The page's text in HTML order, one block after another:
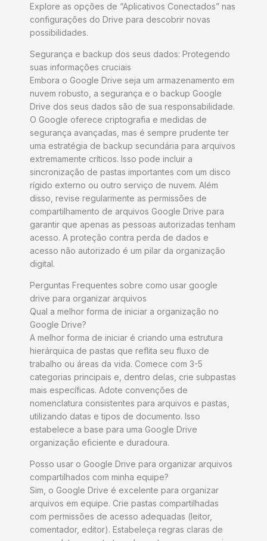
Explore as opções de “Aplicativos Conectados” nas
configurações do Drive para descobrir novas
possibilidades.
Segurança e backup dos seus dados: Protegendo
suas informações cruciais
Embora o Google Drive seja um armazenamento em
nuvem robusto, a segurança e o backup Google
Drive dos seus dados são de sua responsabilidade.
O Google oferece criptografia e medidas de
segurança avançadas, mas é sempre prudente ter
uma estratégia de backup secundária para arquivos
extremamente críticos. Isso pode incluir a
sincronização de pastas importantes com um disco
rígido externo ou outro serviço de nuvem. Além
disso, revise regularmente as permissões de
compartilhamento de arquivos Google Drive para
garantir que apenas as pessoas autorizadas tenham
acesso. A proteção contra perda de dados e
acesso não autorizado é um pilar da organização
digital.
Perguntas Frequentes sobre como usar google
drive para organizar arquivos
Qual a melhor forma de iniciar a organização no
Google Drive?
A melhor forma de iniciar é criando uma estrutura
hierárquica de pastas que reflita seu fluxo de
trabalho ou áreas da vida. Comece com 3-5
categorias principais e, dentro delas, crie subpastas
mais específicas. Adote convenções de
nomenclatura consistentes para arquivos e pastas,
utilizando datas e tipos de documento. Isso
estabelece a base para uma Google Drive
organização eficiente e duradoura.
Posso usar o Google Drive para organizar arquivos
compartilhados com minha equipe?
Sim, o Google Drive é excelente para organizar
arquivos em equipe. Crie pastas compartilhadas
com permissões de acesso adequadas (leitor,
comentador, editor). Estabeleça regras claras de